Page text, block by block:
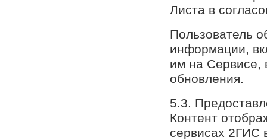
Листа в
Пользователь
информации,
им на Сервисе,
обновления.
5.3.
Контент
сервисах 2ГИС